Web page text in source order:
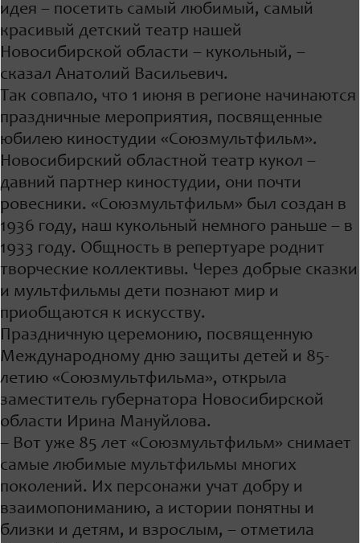
идея – посетить самый любимый, самый
красивый детский театр нашей
Новосибирской области – кукольный, –
сказал Анатолий Васильевич.
Так совпало, что 1 июня в регионе начинаются
праздничные мероприятия, посвященные
юбилею киностудии «Союзмультфильм».
Новосибирский областной театр кукол –
давний партнер киностудии, они почти
ровесники. «Союзмультфильм» был создан в
1936 году, наш кукольный немного раньше – в
1933 году. Общность в репертуаре роднит
творческие коллективы. Через добрые сказки
и мультфильмы дети познают мир и
приобщаются к искусству.
Праздничную церемонию, посвященную
Международному дню защиты детей и 85-
летию «Союзмультфильма», открыла
заместитель губернатора Новосибирской
области Ирина Мануйлова.
– Вот уже 85 лет «Союзмультфильм» снимает
самые любимые мультфильмы многих
поколений. Их персонажи учат добру и
взаимопониманию, а истории понятны и
близки и детям, и взрослым, – отметила